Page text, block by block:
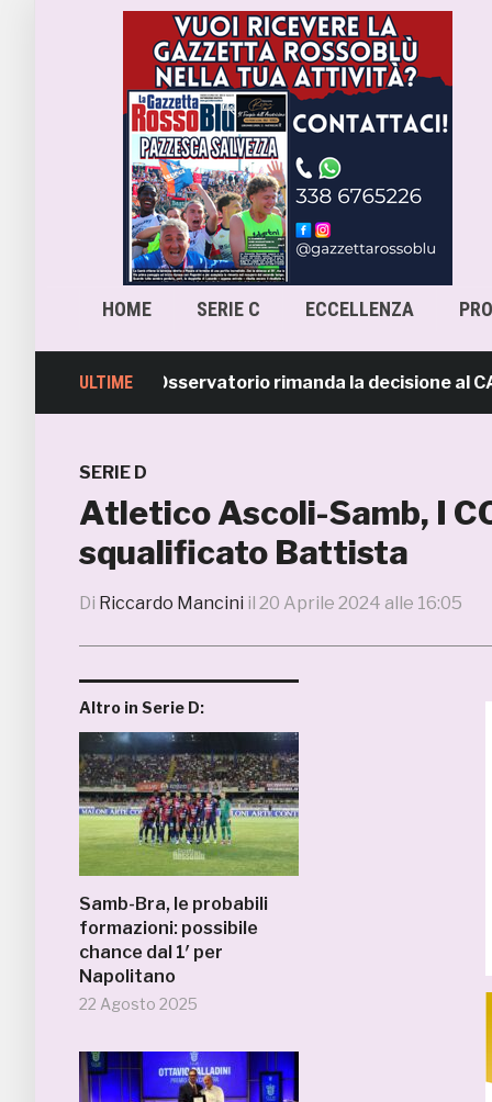
HOME SERIE C ECCELLENZA
ULTIME
Samb, l’Osservatorio rimanda la decisione al
SERIE D
Atletico Ascoli-Samb, I
squalificato Battista
Di Riccardo Mancini il 20 Aprile 2024 alle 16:05
Altro in Serie D:
Samb-Bra, le probabili
formazioni: possibile
chance dal 1′ per
Napolitano
22 Agosto 2025